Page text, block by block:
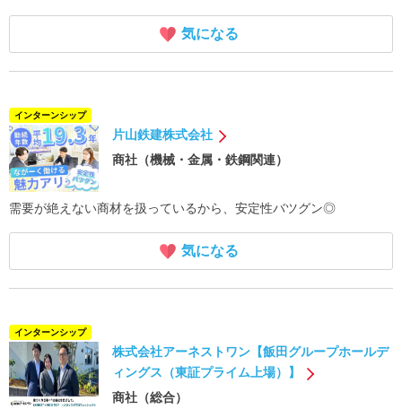
気になる
インターンシップ
片山鉄建株式会社
商社（機械・金属・鉄鋼関連）
需要が絶えない商材を扱っているから、安定性バツグン◎
気になる
インターンシップ
株式会社アーネストワン【飯田グループホールデ
ィングス（東証プライム上場）】
商社（総合）